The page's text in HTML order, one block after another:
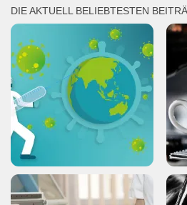
DIE AKTUELL BELIEBTESTEN